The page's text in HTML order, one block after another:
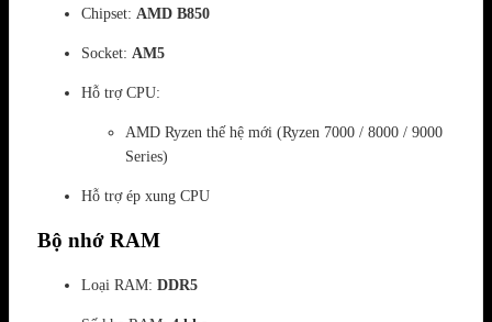
Chipset: AMD B850
Socket: AM5
Hỗ trợ CPU:
AMD Ryzen thế hệ mới (Ryzen 7000 / 8000 / 9000
Series)
Hỗ trợ ép xung CPU
Bộ nhớ RAM
Loại RAM: DDR5